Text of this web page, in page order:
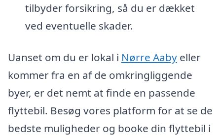
tilbyder forsikring, så du er dækket
ved eventuelle skader.
Uanset om du er lokal i Nørre Aaby eller
kommer fra en af de omkringliggende
byer, er det nemt at finde en passende
flyttebil. Besøg vores platform for at se de
bedste muligheder og booke din flyttebil i